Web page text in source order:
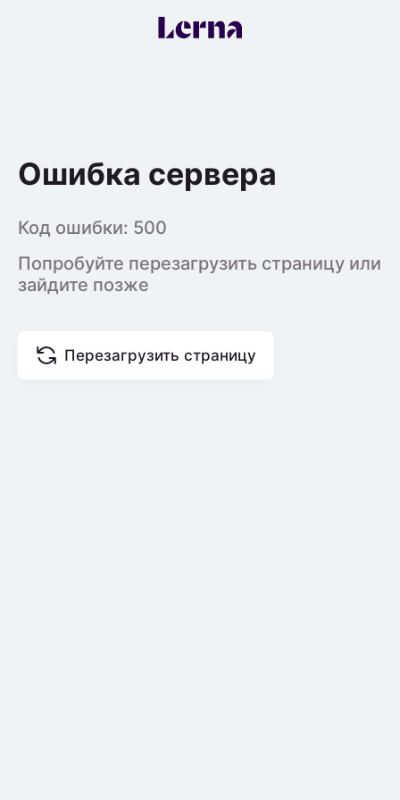
Ошибка сервера
Код ошибки: 500
Попробуйте перезагрузить страницу или
зайдите позже
Перезагрузить страницу